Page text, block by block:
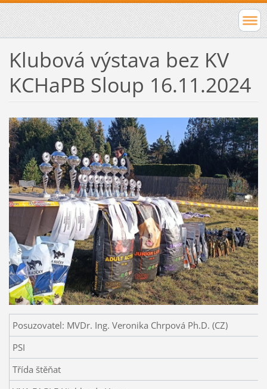
Klubová výstava bez KV
KCHaPB Sloup 16.11.2024
Posuzovatel: MVDr. Ing. Veronika Chrpová Ph.D. (CZ)
PSI
Třída štěňat